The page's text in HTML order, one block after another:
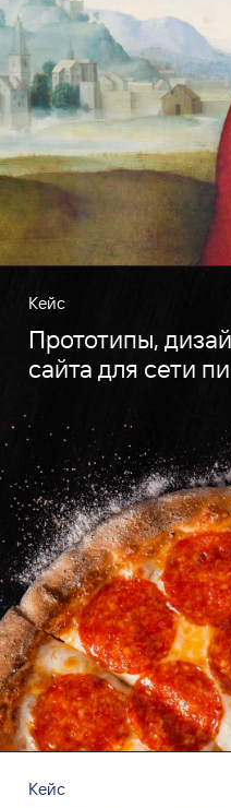
Кейс
Прототипы,
сайта для сети
Кейс